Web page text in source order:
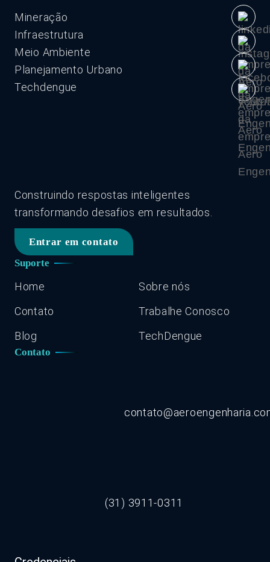
Construindo respostas inteligentes
transformando desafios em resultados.
Entrar em contato
Suporte
Home
Sobre nós
Contato
Trabalhe Conosco
Blog
TechDengue
Contato
(31) 3911-0311
Mineração
Infraestrutura
Meio Ambiente
Planejamento Urbano
Techdengue